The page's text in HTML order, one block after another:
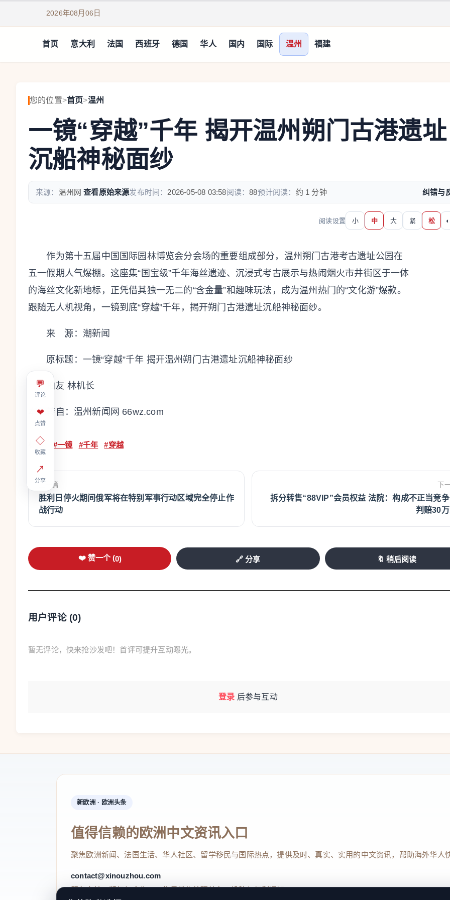
2026年08月06日
首页 意大利 法国 西班牙 德国 华人 国内 国际 温州 福建
您的位置>首页>温州
一镜“穿越”千年 揭开温州朔门古港遗址
沉船神秘面纱
来源： 温州网 查看原始来源发布时间： 2026-05-08 03:58阅读：88预计阅读： 约 1 分钟 纠错与
阅读设置 小 中 大 紧 松 ◐
💬
评论
❤
点赞
◇
收藏
↗
分享
作为第十五届中国国际园林博览会分会场的重要组成部分，温州朔门古港考古遗址公园在
五一假期人气爆棚。这座集“国宝级”千年海丝遗迹、沉浸式考古展示与热闹烟火市井街区于一体
的海丝文化新地标，正凭借其独一无二的“含金量”和趣味玩法，成为温州热门的“文化游”爆款。
跟随无人机视角，一镜到底“穿越”千年，揭开朔门古港遗址沉船神秘面纱。
来 源：潮新闻
原标题： 一镜“穿越”千年 揭开温州朔门古港遗址沉船神秘面纱
拍友 林机长
本文转自： 温州新闻网 66wz.com
标签： #一镜 #千年 #穿越
上一篇
胜利日停火期间俄军将在特别军事行动区域完全停止作
战行动
下
拆分转售“88VIP”会员权益 法院：构成不正当竞争
判赔30
❤️ 赞一个 (0) 🔗 分享 🔖 稍后阅读
用户评论 (0)
暂无评论，快来抢沙发吧！首评可提升互动曝光。
登录 后参与互动
新欧洲 · 欧洲头条
值得信赖的欧洲中文资讯入口
聚焦欧洲新闻、法国生活、华人社区、留学移民与国际热点，提供及时、真实、实用的中文资讯，帮助海外华人
contact@xinouzhou.com
服务支持、版权与合作：工作日优先处理站务、投稿与权利通知